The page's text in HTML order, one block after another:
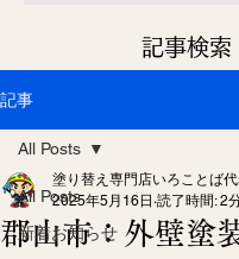
​記事検索
記事
All Posts
新着お知らせ
All Posts
郡山市：外壁塗
塗り替え専門店いろことば
2025年5月16日 読了時間: 2